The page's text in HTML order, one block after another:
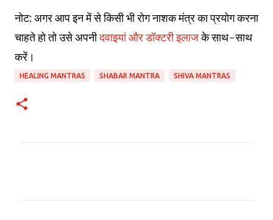
नोट: अगर आप इन में से किसी भी रोग नाशक मंत्र का प्रयोग करना
चाहते हो तो उसे अपनीदवाइयां और डॉक्टरी इलाजके साथ-साथ
करें।
HEALING MANTRAS SHABAR MANTRA SHIVA MANTRAS